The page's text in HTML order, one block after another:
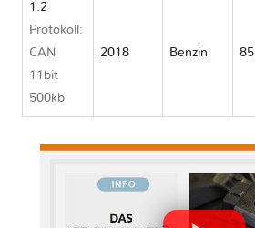
1.2
Protokoll:
CAN
11bit
500kb
2018 Benzin 85